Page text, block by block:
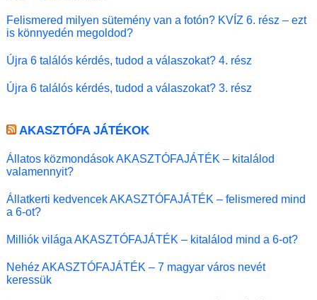
Felismered milyen sütemény van a fotón? KVÍZ 6. rész – ezt
is könnyedén megoldod?
Újra 6 találós kérdés, tudod a válaszokat? 4. rész
Újra 6 találós kérdés, tudod a válaszokat? 3. rész
AKASZTÓFA JÁTÉKOK
Állatos közmondások AKASZTÓFAJÁTÉK – kitalálod
valamennyit?
Állatkerti kedvencek AKASZTÓFAJÁTÉK – felismered mind
a 6-ot?
Milliók világa AKASZTÓFAJÁTÉK – kitalálod mind a 6-ot?
Nehéz AKASZTÓFAJÁTÉK – 7 magyar város nevét
keressük